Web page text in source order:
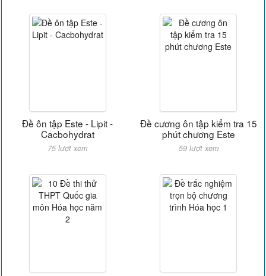
Đề ôn tập Este - Lipit -
Cacbohydrat
75 lượt xem
Đề cương ôn tập kiểm tra 15
phút chương Este
59 lượt xem